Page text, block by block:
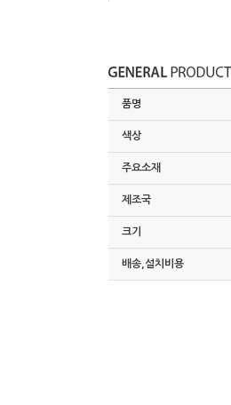
품명
색상
주요소재
제조국
크기
배송,설치비용